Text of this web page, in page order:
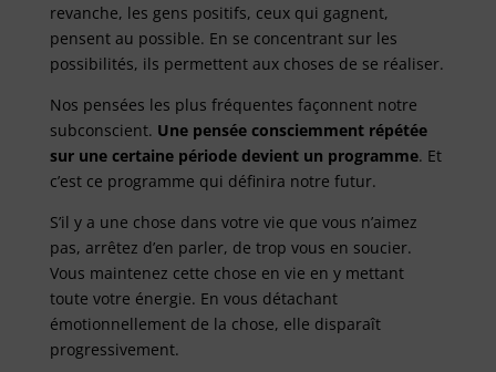
revanche, les gens positifs, ceux qui gagnent,
pensent au possible. En se concentrant sur les
possibilités, ils permettent aux choses de se réaliser.
Nos pensées les plus fréquentes façonnent notre
subconscient. Une pensée consciemment répétée
sur une certaine période devient un programme. Et
c’est ce programme qui définira notre futur.
S’il y a une chose dans votre vie que vous n’aimez
pas, arrêtez d’en parler, de trop vous en soucier.
Vous maintenez cette chose en vie en y mettant
toute votre énergie. En vous détachant
émotionnellement de la chose, elle disparaît
progressivement.